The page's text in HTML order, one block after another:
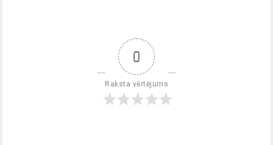
0
Raksta vērtējums